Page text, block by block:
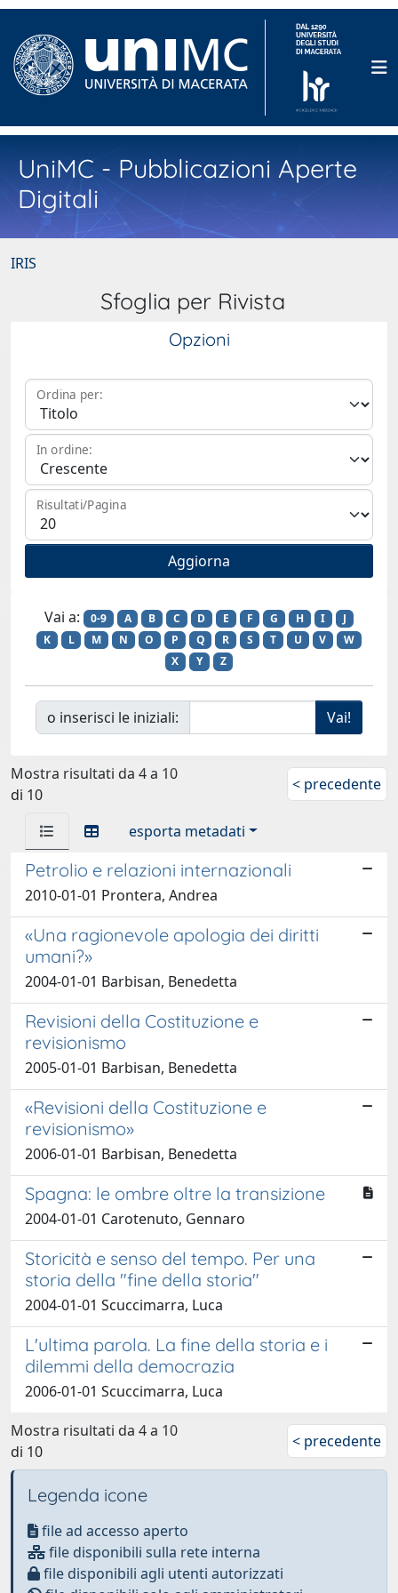
UniMC - Pubblicazioni Aperte
Digitali
IRIS
Sfoglia per Rivista
Opzioni
Ordina per:
In ordine:
Risultati/Pagina
Vai a: 0-9 A B C D E F G H I
J
K
L M N O P Q R S T U V
W
X
Y Z
o inserisci le iniziali:
Mostra risultati da 4 a 10
di 10
< precedente
esporta metadati
Petrolio e relazioni internazionali
2010-01-01 Prontera, Andrea
«Una ragionevole apologia dei diritti
umani?»
2004-01-01 Barbisan, Benedetta
Revisioni della Costituzione e
revisionismo
2005-01-01 Barbisan, Benedetta
«Revisioni della Costituzione e
revisionismo»
2006-01-01 Barbisan, Benedetta
Spagna: le ombre oltre la transizione
2004-01-01 Carotenuto, Gennaro
Storicità e senso del tempo. Per una
storia della "fine della storia"
2004-01-01 Scuccimarra, Luca
L'ultima parola. La fine della storia e i
dilemmi della democrazia
2006-01-01 Scuccimarra, Luca
Mostra risultati da 4 a 10
di 10
< precedente
Legenda icone
file ad accesso aperto
file disponibili sulla rete interna
file disponibili agli utenti autorizzati